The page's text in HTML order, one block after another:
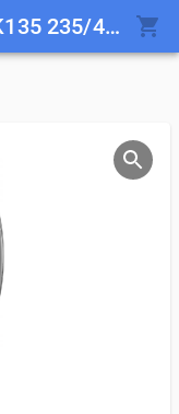
Hankook Ventus Prime4 K135 235/45 R17 97 Y